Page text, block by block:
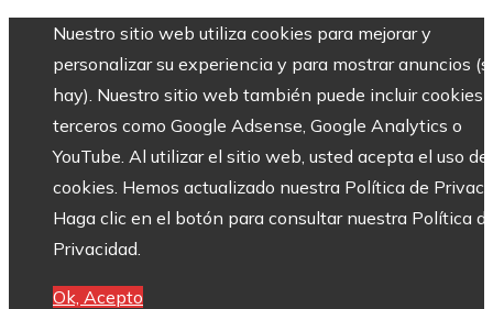
Nuestro sitio web utiliza cookies para mejorar y
personalizar su experiencia y para mostrar anuncios
hay). Nuestro sitio web también puede incluir cookies
terceros como Google Adsense, Google Analytics o
YouTube. Al utilizar el sitio web, usted acepta el uso de
cookies. Hemos actualizado nuestra Política de
Haga clic en el botón para consultar nuestra Política
Privacidad.
Ok, Acepto